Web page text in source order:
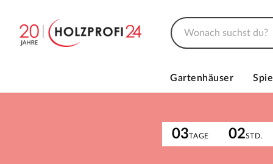
Gartenhäuser
03TAGE 02STD.